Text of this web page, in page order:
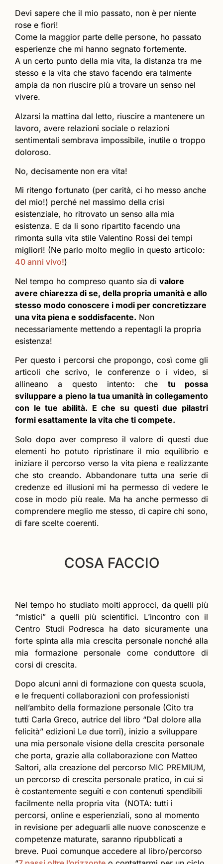
Devi sapere che il mio passato, non è per niente
rose e fiori!
Come la maggior parte delle persone, ho passato
esperienze che mi hanno segnato fortemente.
A un certo punto della mia vita, la distanza tra me
stesso e la vita che stavo facendo era talmente
ampia da non riuscire più a trovare un senso nel
vivere.
Alzarsi la mattina dal letto, riuscire a mantenere un
lavoro, avere relazioni sociale o relazioni
sentimentali sembrava impossibile, inutile o troppo
doloroso.
No, decisamente non era vita!
Mi ritengo fortunato (per carità, ci ho messo anche
del mio!) perché nel massimo della crisi
esistenziale, ho ritrovato un senso alla mia
esistenza. E da li sono ripartito facendo una
rimonta sulla vita stile Valentino Rossi dei tempi
migliori! (Ne parlo molto meglio in questo articolo:
40 anni vivo!)
Nel tempo ho compreso quanto sia di valore
avere chiarezza di se, della propria umanità e allo
stesso modo conoscere i modi per concretizzare
una vita piena e soddisfacente. Non
necessariamente mettendo a repentagli la propria
esistenza!
Per questo i percorsi che propongo, così come gli
articoli che scrivo, le conferenze o i video, si
allineano a questo intento: che tu possa
sviluppare a pieno la tua umanità in collegamento
con le tue abilità. E che su questi due pilastri
formi esattamente la vita che ti compete.
Solo dopo aver compreso il valore di questi due
elementi ho potuto ripristinare il mio equilibrio e
iniziare il percorso verso la vita piena e realizzante
che sto creando. Abbandonare tutta una serie di
credenze ed illusioni mi ha permesso di vedere le
cose in modo più reale. Ma ha anche permesso di
comprendere meglio me stesso, di capire chi sono,
di fare scelte coerenti.
COSA FACCIO
Nel tempo ho studiato molti approcci, da quelli più
“mistici” a quelli più scientifici. L’incontro con il
Centro Studi Podresca ha dato sicuramente una
forte spinta alla mia crescita personale nonché alla
mia formazione personale come conduttore di
corsi di crescita.
Dopo alcuni anni di formazione con questa scuola,
e le frequenti collaborazioni con professionisti
nell’ambito della formazione personale (Cito tra
tutti Carla Greco, autrice del libro “Dal dolore alla
felicità” edizioni Le due torri), inizio a sviluppare
una mia personale visione della crescita personale
che porta, grazie alla collaborazione con Matteo
Saltori, alla creazione del percorso MIC PREMIUM,
un percorso di crescita personale pratico, in cui si
è costantemente seguiti e con contenuti spendibili
facilmente nella propria vita (NOTA: tutti i
percorsi, online e esperienziali, sono al momento
in revisione per adeguarli alle nuove conoscenze e
competenze maturate, saranno ripubblicati a
breve. Puoi comunque accedere al libro/percorso